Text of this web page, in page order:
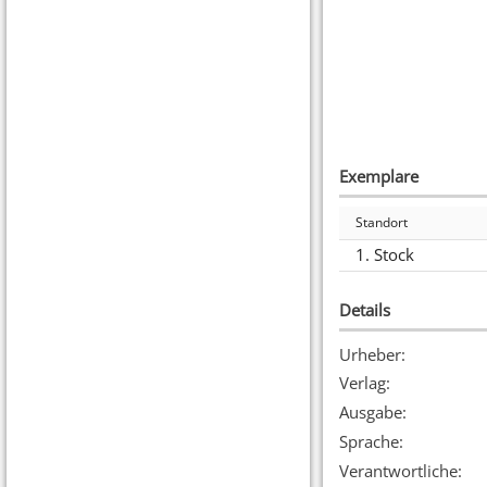
Exemplare
Standort
1. Stock
Details
Urheber:
Verlag:
Ausgabe:
Sprache:
Verantwortliche: